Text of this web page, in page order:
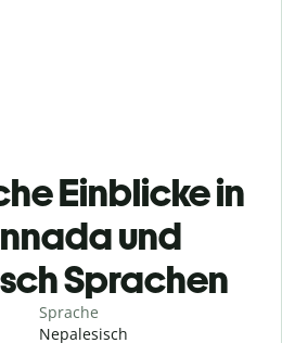
Einblicke in
und
Sprachen
Sprache
Nepalesisch